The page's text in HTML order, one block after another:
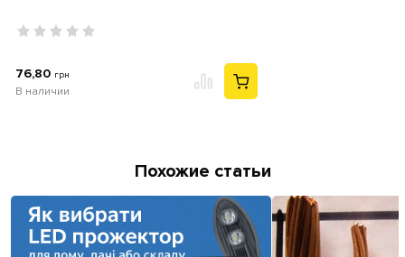
76,80 грн
В наличии
Похожие статьи